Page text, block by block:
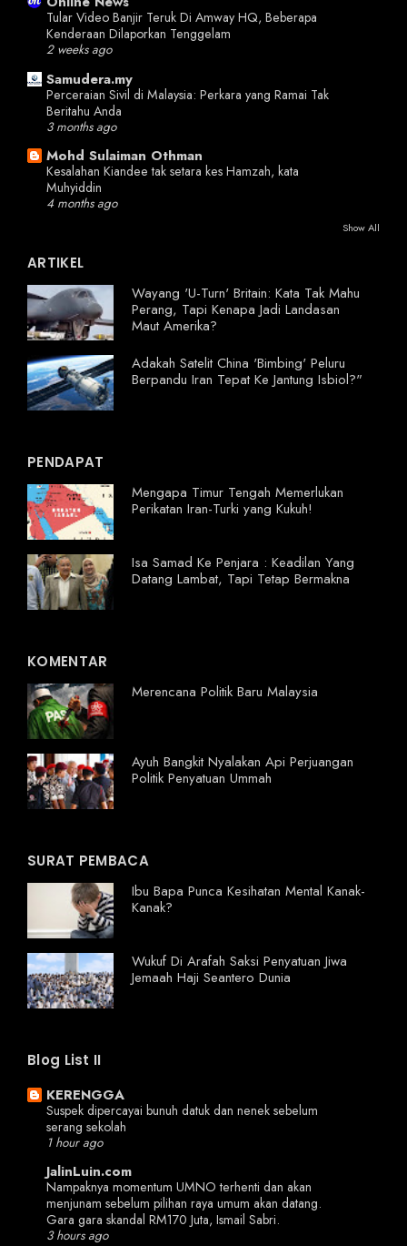
Tular Video Banjir Teruk Di Amway HQ, Beberapa
Kenderaan Dilaporkan Tenggelam
2 weeks ago
Samudera.my
Perceraian Sivil di Malaysia: Perkara yang Ramai Tak
Beritahu Anda
3 months ago
Mohd Sulaiman Othman
Kesalahan Kiandee tak setara kes Hamzah, kata
Muhyiddin
4 months ago
Show All
ARTIKEL
Wayang 'U-Turn' Britain: Kata Tak Mahu
Perang, Tapi Kenapa Jadi Landasan
Maut Amerika?
Adakah Satelit China 'Bimbing' Peluru
Berpandu Iran Tepat Ke Jantung Isbiol?"
PENDAPAT
Mengapa Timur Tengah Memerlukan
Perikatan Iran-Turki yang Kukuh!
Isa Samad Ke Penjara : Keadilan Yang
Datang Lambat, Tapi Tetap Bermakna
KOMENTAR
Merencana Politik Baru Malaysia
Ayuh Bangkit Nyalakan Api Perjuangan
Politik Penyatuan Ummah
SURAT PEMBACA
Ibu Bapa Punca Kesihatan Mental Kanak-
Kanak?
Wukuf Di Arafah Saksi Penyatuan Jiwa
Jemaah Haji Seantero Dunia
Blog List II
KERENGGA
Suspek dipercayai bunuh datuk dan nenek sebelum
serang sekolah
1 hour ago
JalinLuin.com
Nampaknya momentum UMNO terhenti dan akan
menjunam sebelum pilihan raya umum akan datang.
Gara gara skandal RM170 Juta, Ismail Sabri.
3 hours ago